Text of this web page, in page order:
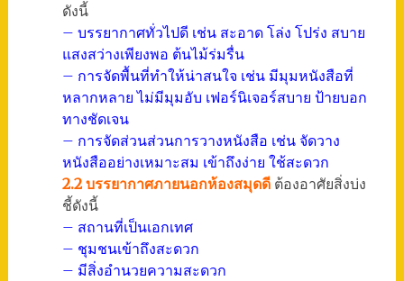
ดังนี้
– บรรยากาศทั่วไปดี เช่น สะอาด โล่ง โปร่ง สบาย
แสงสว่างเพียงพอ ต้นไม้ร่มรื่น
– การจัดพื้นที่ทำให้น่าสนใจ เช่น มีมุมหนังสือที่
หลากหลาย ไม่มีมุมอับ เฟอร์นิเจอร์สบาย ป้ายบอก
ทางชัดเจน
– การจัดส่วนส่วนการวางหนังสือ เช่น จัดวาง
หนังสืออย่างเหมาะสม เข้าถึงง่าย ใช้สะดวก
2.2 บรรยากาศภายนอกห้องสมุดดีต้องอาศัยสิ่งบ่ง
ชี้ดังนี้
– สถานที่เป็นเอกเทศ
– ชุมชนเข้าถึงสะดวก
– มีสิ่งอำนวยความสะดวก